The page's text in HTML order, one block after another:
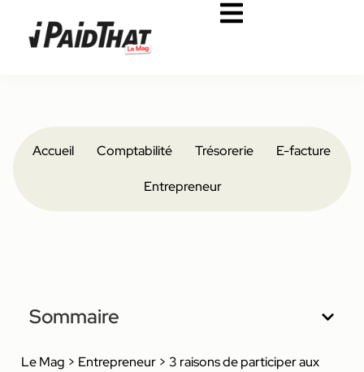
Accueil Comptabilité Trésorerie E-facture
Entrepreneur
Sommaire
Le Mag > Entrepreneur > 3 raisons de participer aux